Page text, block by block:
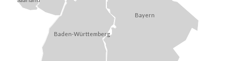
Baden-Württemberg
Bayern